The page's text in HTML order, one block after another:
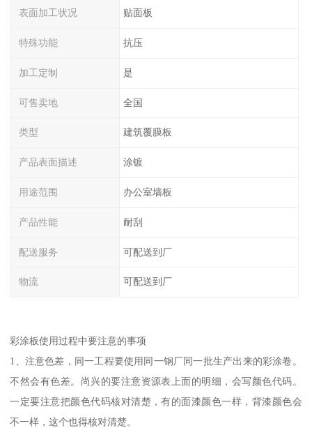
表面加工状况 贴面板
特殊功能 抗压
加工定制 是
可售卖地 全国
类型 建筑覆膜板
产品表面描述 涂镀
用途范围 办公室墙板
产品性能 耐刮
配送服务 可配送到厂
物流 可配送到厂
彩涂板使用过程中要注意的事项
1、注意色差，同一工程要使用同一钢厂同一批生产出来的彩涂卷。
不然会有色差。尚兴的要注意资源表上面的明细，会写颜色代码。
一定要注意把颜色代码核对清楚，有的面漆颜色一样，背漆颜色会
不一样，这个也得核对清楚。